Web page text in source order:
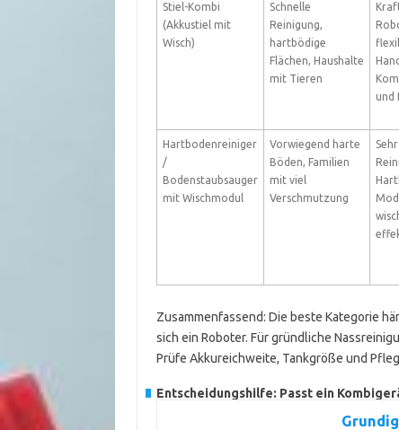
Stiel-Kombi
(Akkustiel mit
Wisch)
Schnelle
Reinigung,
hartbödige
Flächen, Haushalte
mit Tieren
und
Hartbodenreiniger
/
Bodenstaubsauger
mit Wischmodul
Vorwiegend harte
Böden, Familien
mit viel
Verschmutzung
Zusammenfassend: Die beste Kategorie
sich ein Roboter. Für gründliche
Prüfe Akkureichweite, Tankgröße und
Entscheidungshilfe: Passt ein